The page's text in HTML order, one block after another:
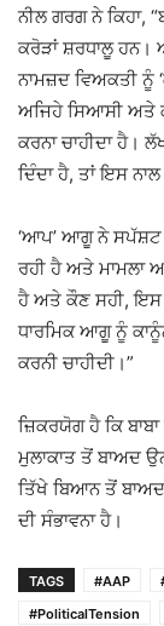
ਨੀਲ ਗਰਗ ਨੇ ਕਿਹਾ,
ਕਰੋੜਾਂ ਸ਼ਰਧਾਲੂ ਹਨ।
ਨਾਮਜ਼ਦ ਵਿਅਕਤੀ ਨੂੰ
ਅਜਿਹੇ ਸਿਆਸੀ ਅਤੇ
ਕਰਨਾ ਚਾਹੀਦਾ ਹੈ।
ਦਿੰਦਾ ਹੈ, ਤਾਂ ਇਸ
‘ਆਪ’ ਆਗੂ ਨੇ ਸਪੱਸ਼ਟ
ਰਹੀ ਹੈ ਅਤੇ ਮਾਮਲਾ
ਹੈ ਅਤੇ ਕੌਣ ਸਹੀ, ਇਸ
ਧਾਰਮਿਕ ਆਗੂ ਨੂੰ
ਕਰਨੀ ਚਾਹੀਦੀ।”
ਜ਼ਿਕਰਯੋਗ ਹੈ ਕਿ
ਮੁਲਾਕਾਤ ਤੋਂ ਬਾਅਦ
ਤਿੱਖੇ ਬਿਆਨ ਤੋਂ
ਦੀ ਸੰਭਾਵਨਾ ਹੈ।
TAGS #AAP
#PoliticalTension